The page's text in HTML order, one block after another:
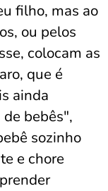
filho, mas ao
ou pelos
colocam as
que é
ainda
bebês",
sozinho
e chore